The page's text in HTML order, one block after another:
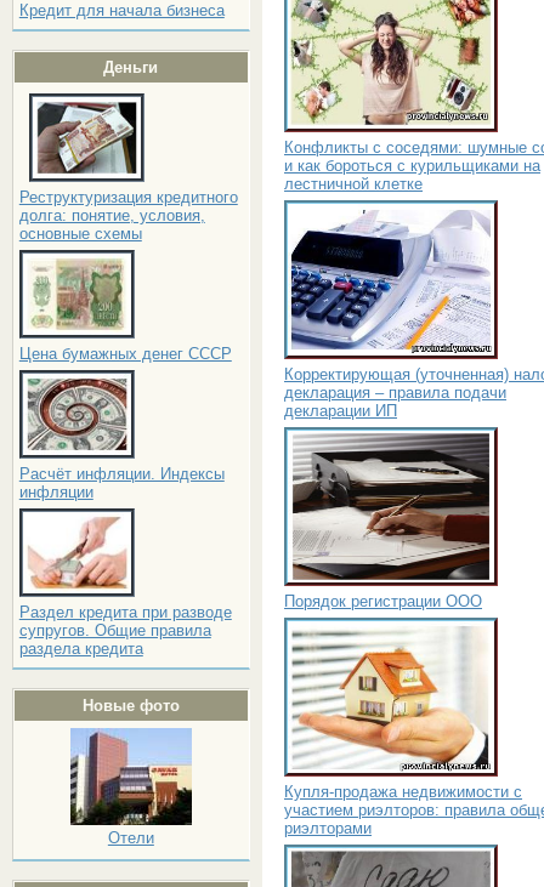
Кредит для начала бизнеса
Деньги
Реструктуризация кредитного
долга: понятие, условия,
основные схемы
Цена бумажных денег СССР
Расчёт инфляции. Индексы
инфляции
Раздел кредита при разводе
супругов. Общие правила
раздела кредита
Новые фото
Отели
Конфликты с соседями: шумные
и как бороться с курильщиками на
лестничной клетке
Корректирующая (уточненная)
декларация – правила подачи
декларации ИП
Порядок регистрации ООО
Купля-продажа недвижимости с
участием риэлторов: правила
риэлторами